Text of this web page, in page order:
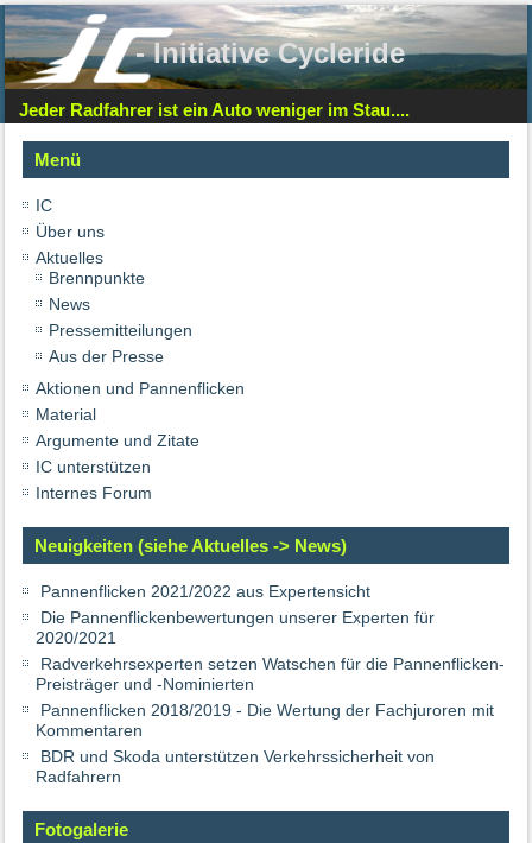
- Initiative Cycleride
Jeder Radfahrer ist ein Auto weniger im Stau....
Menü
IC
Über uns
Aktuelles
Brennpunkte
News
Pressemitteilungen
Aus der Presse
Aktionen und Pannenflicken
Material
Argumente und Zitate
IC unterstützen
Internes Forum
Neuigkeiten (siehe Aktuelles -> News)
Pannenflicken 2021/2022 aus Expertensicht
Die Pannenflickenbewertungen unserer Experten für
2020/2021
Radverkehrsexperten setzen Watschen für die Pannenflicken-
Preisträger und -Nominierten
Pannenflicken 2018/2019 - Die Wertung der Fachjuroren mit
Kommentaren
BDR und Skoda unterstützen Verkehrssicherheit von
Radfahrern
Fotogalerie